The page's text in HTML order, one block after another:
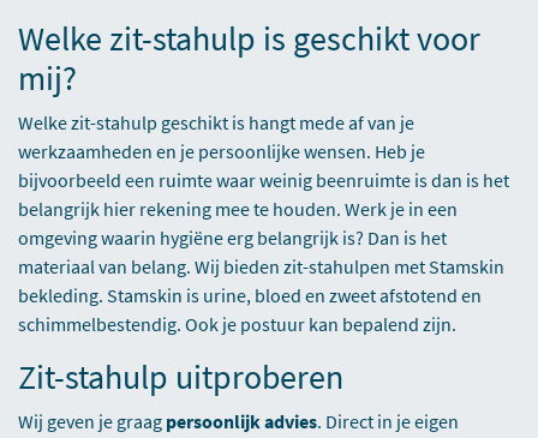
Welke zit-stahulp is geschikt voor
mij?
Welke zit-stahulp geschikt is hangt mede af van je
werkzaamheden en je persoonlijke wensen. Heb je
bijvoorbeeld een ruimte waar weinig beenruimte is dan is het
belangrijk hier rekening mee te houden. Werk je in een
omgeving waarin hygiëne erg belangrijk is? Dan is het
materiaal van belang. Wij bieden zit-stahulpen met Stamskin
bekleding. Stamskin is urine, bloed en zweet afstotend en
schimmelbestendig. Ook je postuur kan bepalend zijn.
Zit-stahulp uitproberen
Wij geven je graag persoonlijk advies. Direct in je eigen